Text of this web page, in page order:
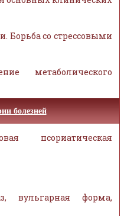
Борьба со стрессовыми
метаболического
болезней
псориатическая
вульгарная форма,